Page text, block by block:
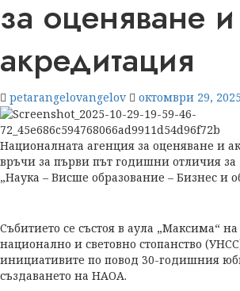
за оценяване и
акредитация
petarangelovangelov октомври 29, 2025
Националната агенция за оценяване и
връчи за първи път годишни отличия
„Наука – Висше образование – Бизнес и
Събитието се състоя в аула „Максима“
национално и световно стопанство
инициативите по повод 30-годишния
създаването на НАОА.